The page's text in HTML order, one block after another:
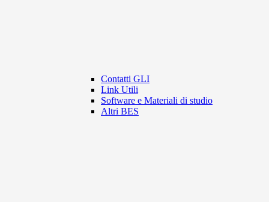
Contatti GLI
Link Utili
Software e Materiali di studio
Altri BES